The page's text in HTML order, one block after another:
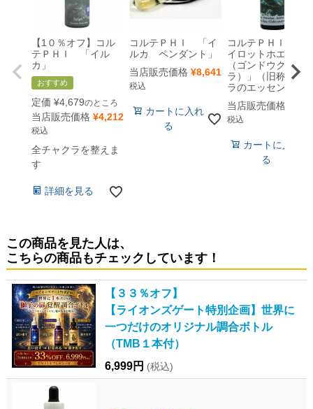
【1０％オフ】コル
テＰＨＩ 「イル
カ」
おすすめ
定価 ¥4,679のところ
当店販売価格 ¥4,212
税込
全チャクラを整えま
す
詳細を見る
コルテＰＨＩ 「イ
ルカ ペンダント」
当店販売価格 ¥8,641
税込
カートに入れ
る
コルテＰＨＩ 「
イロットホエール
（ゴンドウクジ
ラ）」（旧称：ク
ラのエッセンス）[
当店販売価格
税込
カートに入れ
る
この商品を見た人は、
こちらの商品もチェックしています！
【３３％オフ】
【ライオンズゲート特別企画】世界に
一つだけのオリジナル調合ボトル
（TMB１本付）
6,999円 (税込)